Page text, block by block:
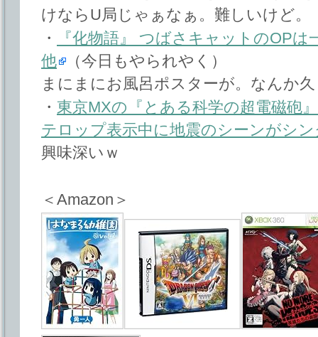
けならU局じゃぁなぁ。難しいけど。
・
『化物語』 つばさキャットのOP
他
（今日もやられやく）
まにまにお風呂ポスターが。なんか
・ 東京MXの『とある科学の超電磁砲
テロップ表示中に地震のシーンがシ
興味深いｗ
＜Amazon＞